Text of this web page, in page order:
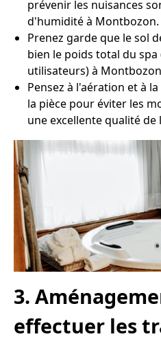
prévenir les nuisances
d'humidité à Montbozon.
Prenez garde que le sol
bien le poids total du spa
utilisateurs) à
Pensez à l'aération et à
la pièce pour éviter les
une excellente qualité de
3.
effectuer les